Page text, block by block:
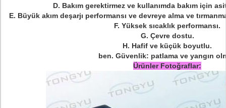
D. Bakım gerektirmez ve kullanımda bakım için
E. Büyük akım deşarjı performansı ve devreye alma ve
F. Yüksek sıcaklık performansı.
G. Çevre dostu.
H. Hafif ve küçük boyutlu.
ben. Güvenlik: patlama ve yangın
Ürünler Fotoğraflar: